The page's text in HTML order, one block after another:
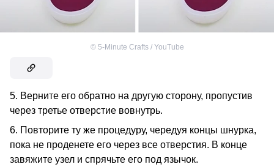
© 5-Minute Crafts / YouTube
5. Верните его обратно на другую сторону, пропустив
через третье отверстие вовнутрь.
6. Повторите ту же процедуру, чередуя концы шнурка,
пока не проденете его через все отверстия. В конце
завяжите узел и спрячьте его под язычок.